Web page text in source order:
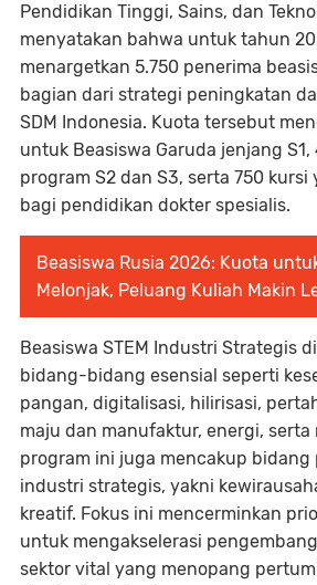
Pendidikan Tinggi, Sains, dan
menyatakan bahwa untuk tahun
menargetkan 5.750 penerima
bagian dari strategi peningkatan
SDM Indonesia. Kuota tersebut
untuk Beasiswa Garuda jenjang
program S2 dan S3, serta 750
bagi pendidikan dokter spesialis.
Beasiswa Rusia 2026: Kuota untuk
Melonjak, Peluang Kuliah Makin
Beasiswa STEM Industri Strategis
bidang-bidang esensial seperti
pangan, digitalisasi, hilirisasi,
maju dan manufaktur, energi, serta
program ini juga mencakup bidang
industri strategis, yakni
kreatif. Fokus ini mencerminkan
untuk mengakselerasi
sektor vital yang menopang